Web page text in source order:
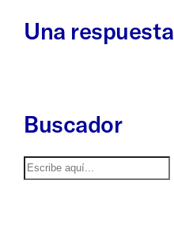
Una respuesta
Buscador
Buscar